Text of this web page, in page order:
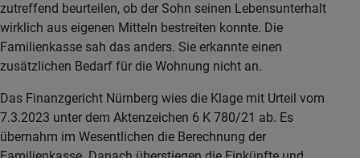
zutreffend beurteilen, ob der Sohn seinen Lebensunterhalt
wirklich aus eigenen Mitteln bestreiten konnte. Die
Familienkasse sah das anders. Sie erkannte einen
zusätzlichen Bedarf für die Wohnung nicht an.
Das Finanzgericht Nürnberg wies die Klage mit Urteil vom
7.3.2023 unter dem Aktenzeichen 6 K 780/21 ab. Es
übernahm im Wesentlichen die Berechnung der